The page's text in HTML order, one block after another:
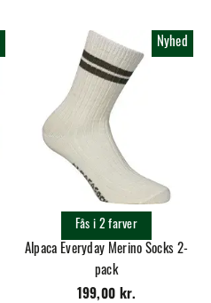
Nyhed
Alpaca Everyday Merino Socks 2-
pack
199,00 kr.
Fås i 2 farver